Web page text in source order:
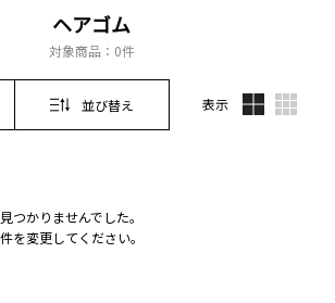
ヘアゴム
対象商品： 0件
並び替え 表示
つかりませんでした。
を変更してください。